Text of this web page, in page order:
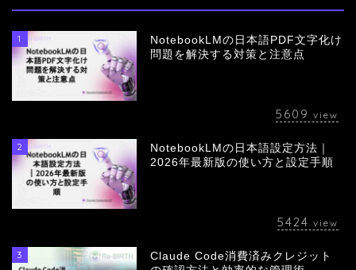
1
NotebookLMの日本語PDF文字化け
問題を解決する対策と注意点
5609 view
2
NotebookLMの日本語設定方法｜
2026年最新版の使い方と設定手順
5424 view
3
Claude Code消費済みクレジット
会社概要
採用情報